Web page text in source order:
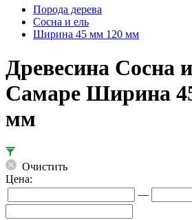
Порода дерева
Сосна и ель
Ширина 45 мм 120 мм
Древесина Сосна
Самаре Ширина
мм
Очистить
Цена:
—